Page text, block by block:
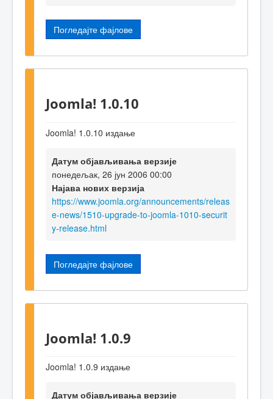
Погледајте фајлове
Joomla! 1.0.10
Joomla! 1.0.10 издање
Датум објављивања верзије
понедељак, 26 јун 2006 00:00
Најава нових верзија
https://www.joomla.org/announcements/releas
e-news/1510-upgrade-to-joomla-1010-securit
y-release.html
Погледајте фајлове
Joomla! 1.0.9
Joomla! 1.0.9 издање
Датум објављивања верзије